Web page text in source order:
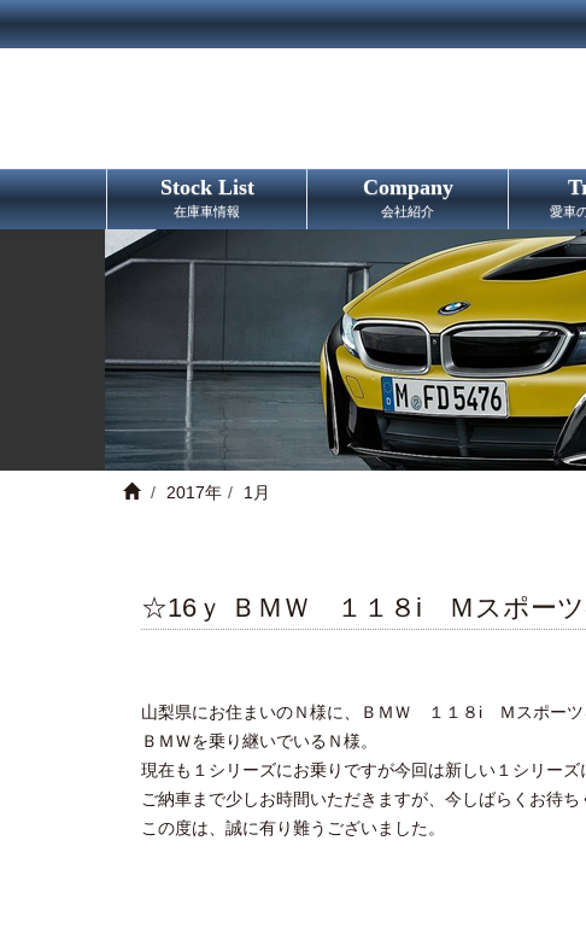
Stock List
在庫車情報
Company
会社紹介 愛車
2017年 1月
☆16ｙ ＢＭＷ １１８i Ｍスポー
山梨県にお住まいのＮ様に、ＢＭＷ １１８i Ｍスポーツ
ＢＭＷを乗り継いでいるＮ様。
現在も１シリーズにお乗りですが今回は新しい１シリーズ
ご納車まで少しお時間いただきますが、今しばらくお待ち
この度は、誠に有り難うございました。